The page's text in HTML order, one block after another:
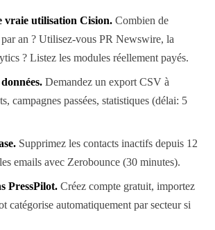
vraie utilisation Cision. Combien de
an ? Utilisez-vous PR Newswire, la
? Listez les modules réellement payés.
Demandez un export CSV à
campagnes passées, statistiques (délai: 5
Supprimez les contacts inactifs depuis 12
emails avec Zerobounce (30 minutes).
PressPilot. Créez compte gratuit, importez
catégorise automatiquement par secteur si